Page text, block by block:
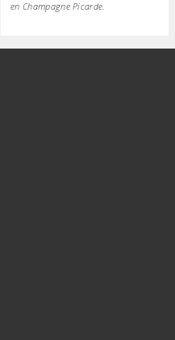
en Champagne Picarde.